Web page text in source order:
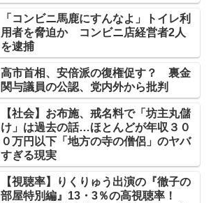
「コンビニ馬鹿にすんなよ」トイレ利
用者を脅迫か コンビニ店経営者2人
を逮捕
高市首相、安倍派の復権促す？ 裏金
関与議員の公認、党内外から批判
【社会】お布施、戒名料で「坊主丸儲
け」は過去の話…ほとんどが年収３０
０万円以下「地方の寺の僧侶」のヤバ
すぎる現実
【視聴率】りくりゅう出演の『徹子の
部屋特別編』13・3％の高視聴率！